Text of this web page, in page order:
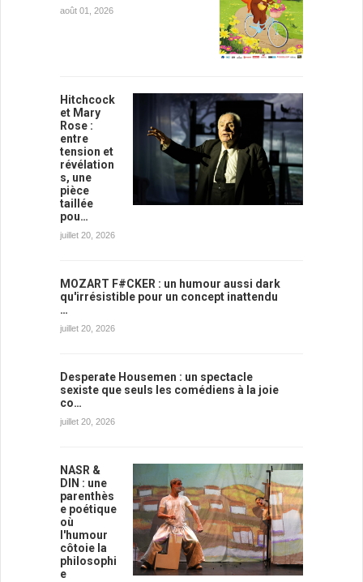
août 01, 2026
Hitchcock
et Mary
Rose :
entre
tension et
révélation
s, une
pièce
taillée
pou…
juillet 20, 2026
MOZART F#CKER : un humour aussi dark
qu'irrésistible pour un concept inattendu
…
juillet 20, 2026
Desperate Housemen : un spectacle
sexiste que seuls les comédiens à la joie
co…
juillet 20, 2026
NASR &
DIN : une
parenthès
e poétique
où
l'humour
côtoie la
philosophi
e